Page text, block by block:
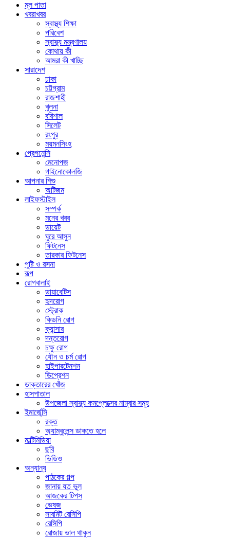
মূল পাতা
খবরাখবর
স্বাস্থ্য শিক্ষা
পরিবেশ
স্বাস্থ্য মন্ত্রণালয়
কোথায় কী
আমরা কী খাচ্ছি
সারাদেশ
ঢাকা
চট্টগ্রাম
রাজশাহী
খুলনা
বরিশাল
সিলেট
রংপুর
ময়মনসিংহ
প্রেগনেন্সি
মেনোপজ
গাইনোকোলজি
আপনার শিশু
অটিজম
লাইফস্টাইল
সম্পর্ক
মনের খবর
ডায়েট
ঘুরে আসুন
ফিটনেস
তারকার ফিটনেস
পুষ্টি ও রসনা
রূপ
রোগবালাই
ডায়াবেটিস
হৃদরোগ
স্ট্রোক
কিডনি রোগ
ক্যান্সার
দন্তরোগ
চক্ষু রোগ
যৌন ও চর্ম রোগ
হাইপারটেনশন
ডিপ্রেশন
ডাক্তারের খোঁজ
হাসপাতাল
উপজেলা স্বাস্থ্য কমপ্লেক্সের নাম্বার সমূহ
ইমার্জেন্সি
রক্ত
অ্যাম্বুলেন্স ডাকতে হলে
মাল্টিমিডিয়া
ছবি
ভিডিও
অন্যান্য
পাঠকের গল্প
জানায় যত ভুল
আজকের টিপস
ভেষজ
সাবমিট রেসিপি
রেসিপি
রোজায় ভাল থাকুন